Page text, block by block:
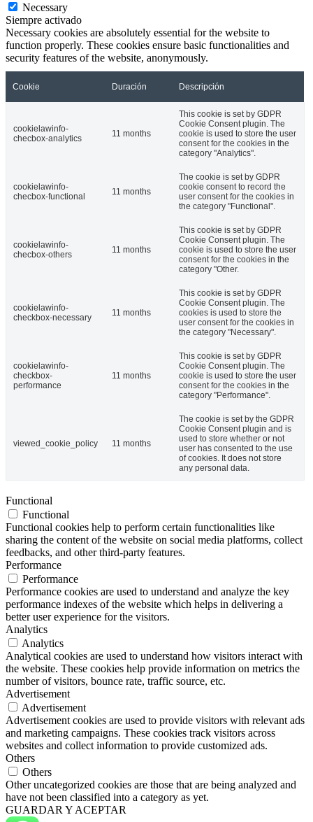
Necessary
Siempre activado
Necessary cookies are absolutely essential for the website to
function properly. These cookies ensure basic functionalities and
security features of the website, anonymously.
Cookie Duración Descripción
cookielawinfo-
checbox-analytics
11 months
This cookie is set by GDPR
Cookie Consent plugin. The
cookie is used to store the user
consent for the cookies in the
category "Analytics".
cookielawinfo-
checbox-functional
11 months
The cookie is set by GDPR
cookie consent to record the
user consent for the cookies in
the category "Functional".
cookielawinfo-
checbox-others
11 months
This cookie is set by GDPR
Cookie Consent plugin. The
cookie is used to store the user
consent for the cookies in the
category "Other.
cookielawinfo-
checkbox-necessary
11 months
This cookie is set by GDPR
Cookie Consent plugin. The
cookies is used to store the
user consent for the cookies in
the category "Necessary".
cookielawinfo-
checkbox-
performance
11 months
This cookie is set by GDPR
Cookie Consent plugin. The
cookie is used to store the user
consent for the cookies in the
category "Performance".
viewed_cookie_policy 11 months
The cookie is set by the GDPR
Cookie Consent plugin and is
used to store whether or not
user has consented to the use
of cookies. It does not store
any personal data.
Functional
Functional
Functional cookies help to perform certain functionalities like
sharing the content of the website on social media platforms, collect
feedbacks, and other third-party features.
Performance
Performance
Performance cookies are used to understand and analyze the key
performance indexes of the website which helps in delivering a
better user experience for the visitors.
Analytics
Analytics
Analytical cookies are used to understand how visitors interact with
the website. These cookies help provide information on metrics the
number of visitors, bounce rate, traffic source, etc.
Advertisement
Advertisement
Advertisement cookies are used to provide visitors with relevant ads
and marketing campaigns. These cookies track visitors across
websites and collect information to provide customized ads.
Others
Others
Other uncategorized cookies are those that are being analyzed and
have not been classified into a category as yet.
GUARDAR Y ACEPTAR